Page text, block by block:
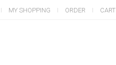
MY SHOPPING ORDER CART